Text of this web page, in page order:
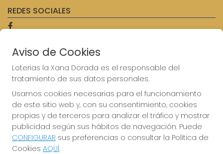
REDES SOCIALES
CONTACTO
ADMINISTRACION DE LOTERIAS: 9-AVILES - RECEPTOR
OFICIAL: 57750
Clica aquí para contactar por WhatsApp
614069067
info@laxanadorada.com
Fernandez Balsera 26 bajo
Aviles, 33402
(Asturias) España
Aviso de Cookies
Loterias la Xana Dorada es el responsable del
tratamiento de sus datos personales.
Usamos cookies necesarias para el funcionamiento
de este sitio web y, con su consentimiento, cookies
propias y de terceros para analizar el tráfico y mostrar
publicidad según sus hábitos de navegación. Puede
CONFIGURAR sus preferencias o consultar la Política de
Cookies AQUÍ.